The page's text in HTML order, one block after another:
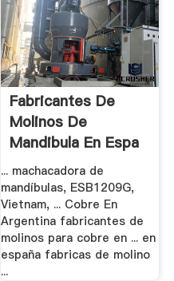
Fabricantes De
Molinos De
Mandibula En Espa
... machacadora de
mandíbulas, ESB1209G,
Vietnam, ... Cobre En
Argentina fabricantes de
molinos para cobre en ... en
españa fabricas de molino
...